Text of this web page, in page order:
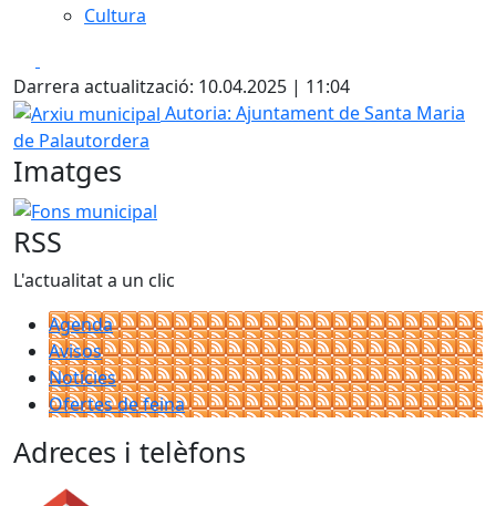
Cultura
Darrera actualització: 10.04.2025 | 11:04
Arxiu municipal
Autoria: Ajuntament de Santa Maria
de Palautordera
Imatges
Fons municipal
RSS
L'actualitat a un clic
Agenda
Avisos
Notícies
Ofertes de feina
Adreces i telèfons